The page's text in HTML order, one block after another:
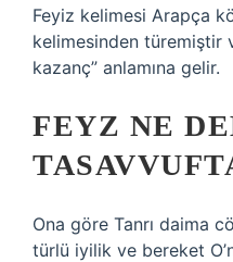
Feyiz kelimesi Arapça
kelimesinden türemiştir
kazanç” anlamına gelir.
FEYZ NE
Ona göre Tanrı daima
türlü iyilik ve bereket